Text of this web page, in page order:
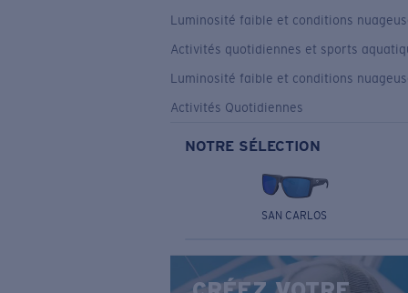
Luminosité faible et conditions
Activités quotidiennes et sports
Luminosité faible et conditions
Activités Quotidiennes
NOTRE SÉLECTION
SAN CARLOS